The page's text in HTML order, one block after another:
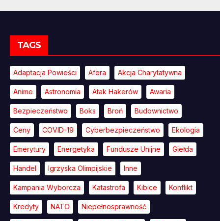
TAGS
Adaptacja Powieści Afera Akcja Charytatywna
Anime Astronomia Atak Hakerów Awaria
Bezpieczeństwo Boks Broń Budownictwo
Ceny COVID-19 Cyberbezpieczeństwo Ekologia
Emerytury Energetyka Fundusze Unijne Giełda
Handel Igrzyska Olimpijskie Inne
Kampania Wyborcza Katastrofa Kibice Konflikt
Kredyty NATO Niepełnosprawność